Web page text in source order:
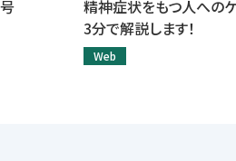
精神症状をもつ人への
3分で解説します！
Web